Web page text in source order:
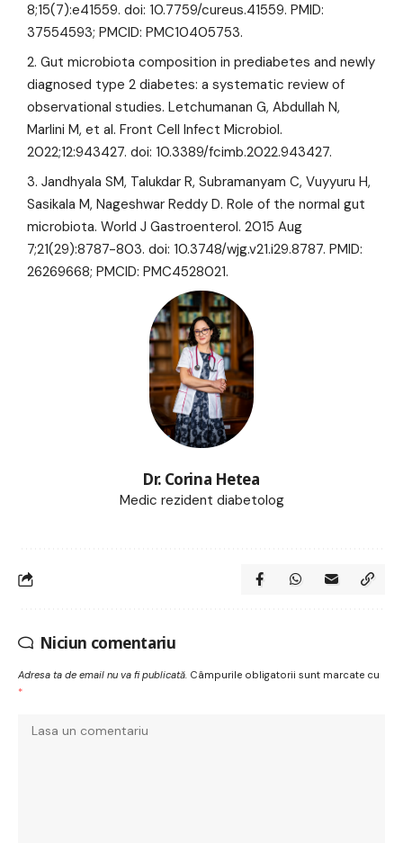
8;15(7):e41559. doi: 10.7759/cureus.41559. PMID:
37554593; PMCID: PMC10405753.
Gut microbiota composition in prediabetes and newly
diagnosed type 2 diabetes: a systematic review of
observational studies. Letchumanan G, Abdullah N,
Marlini M, et al. Front Cell Infect Microbiol.
2022;12:943427. doi: 10.3389/fcimb.2022.943427.
Jandhyala SM, Talukdar R, Subramanyam C, Vuyyuru H,
Sasikala M, Nageshwar Reddy D. Role of the normal gut
microbiota. World J Gastroenterol. 2015 Aug
7;21(29):8787-803. doi: 10.3748/wjg.v21.i29.8787. PMID:
26269668; PMCID: PMC4528021.
Dr. Corina Hetea
Medic rezident diabetolog
Niciun comentariu
Adresa ta de email nu va fi publicată. Câmpurile obligatorii sunt marcate cu
*